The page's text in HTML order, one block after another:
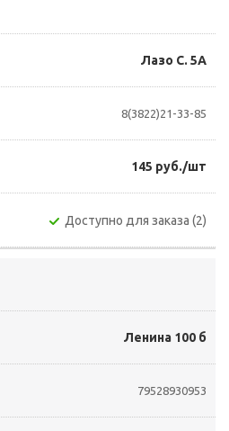
Лазо С. 5А
8(3822)21-33-85
145 руб./шт
Доступно для заказа (2)
Ленина 100 б
79528930953